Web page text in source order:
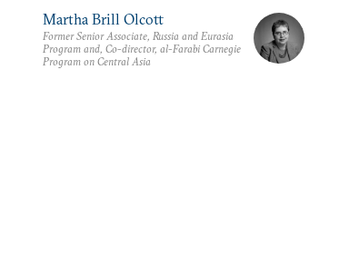
Martha Brill Olcott
Former Senior Associate, Russia and Eurasia
Program and, Co-director, al-Farabi Carnegie
Program on Central Asia